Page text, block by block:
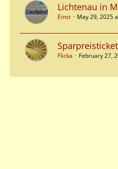
Lichtenau in
Einst May 29, 2025
Flicka February 27,